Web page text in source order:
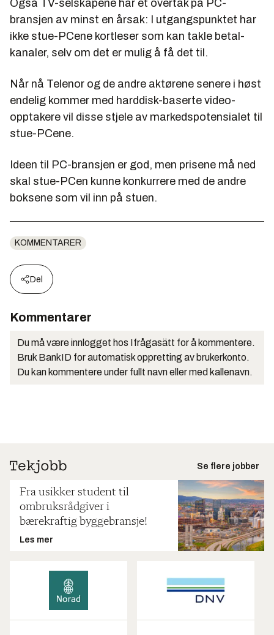
Også TV-selskapene har et overtak på PC-
bransjen av minst en årsak: I utgangspunktet har
ikke stue-PCene kortleser som kan takle betal-
kanaler, selv om det er mulig å få det til.
Når nå Telenor og de andre aktørene senere i høst
endelig kommer med harddisk-baserte video-
opptakere vil disse stjele av markedspotensialet til
stue-PCene.
Ideen til PC-bransjen er god, men prisene må ned
skal stue-PCen kunne konkurrere med de andre
boksene som vil inn på stuen.
KOMMENTARER
Del
Kommentarer
Du må være innlogget hos Ifrågasätt for å kommentere.
Bruk BankID for automatisk oppretting av brukerkonto.
Du kan kommentere under fullt navn eller med kallenavn.
Se flere jobber
Fra usikker student til
ombruksrådgiver i
bærekraftig byggebransje!
Les mer